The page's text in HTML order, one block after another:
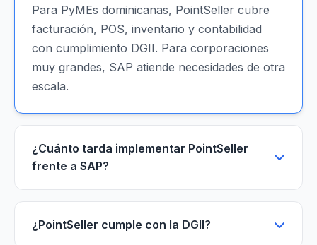
Para PyMEs dominicanas, PointSeller cubre
facturación, POS, inventario y contabilidad
con cumplimiento DGII. Para corporaciones
muy grandes, SAP atiende necesidades de otra
escala.
¿Cuánto tarda implementar PointSeller
frente a SAP?
¿PointSeller cumple con la DGII?